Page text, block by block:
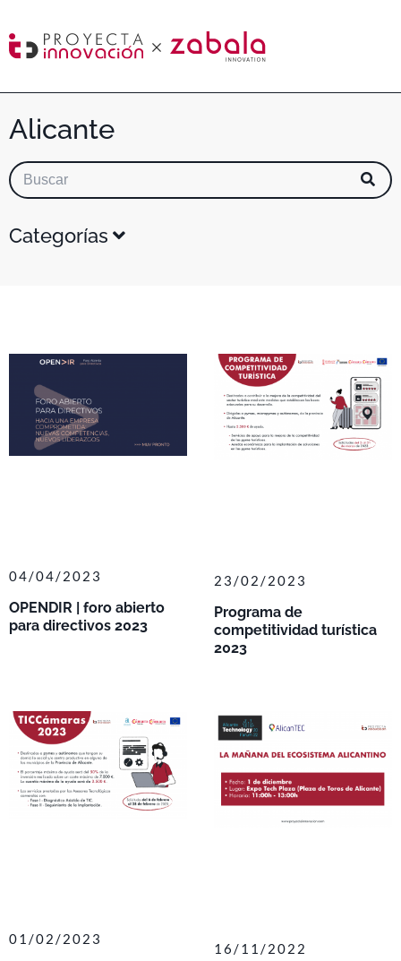
Alicante
Categorías
OPENDIR | foro abierto
para directivos 2023
04/04/2023
Programa de
competitividad turística
2023
23/02/2023
01/02/2023
16/11/2022